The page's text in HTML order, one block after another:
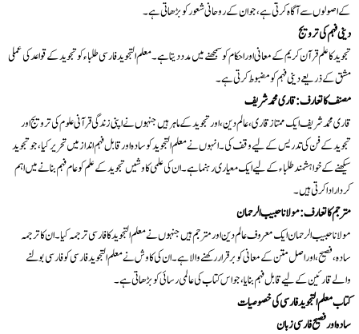
کے اصولوں سے آگاہ کرتی ہے، جو ان کے روحانی شعور کو بڑھاتی ہے۔
دینی فہم کی ترویج
تجوید کا علم قرآن کریم کے معانی اور احکام کو سمجھنے میں مدد دیتا ہے۔ معلم التجوید فارسی طلباء کو تجوید کے قواعد کی عملی
مشق کے ذریعے دینی فہم کو مضبوط کرتی ہے۔
مصنف کا تعارف: قاری محمد شریف
قاری محمد شریف ایک ممتاز قاری، عالم دین، اور تجوید کے ماہر ہیں جنہوں نے اپنی زندگی قرآنی علوم کی ترویج اور
تجوید کے فن کی تدریس کے لیے وقف کی۔ انہوں نے معلم التجوید کو سادہ اور قابل فہم انداز میں تحریر کیا، جو تجوید
سیکھنے کے خواہشمند طلباء کے لیے ایک معیاری رہنما ہے۔ ان کی علمی کاوشیں تجوید کے علم کو عام فہم بنانے میں اہم
کردار ادا کرتی ہیں۔
مترجم کا تعارف: مولانا حبیب الرحمان
مولانا حبیب الرحمان ایک معروف عالم دین اور مترجم ہیں جنہوں نے معلم التجوید کا فارسی ترجمہ کیا۔ ان کا ترجمہ
سادہ، فصیح، اور اصل متن کے معانی کو برقرار رکھنے والا ہے۔ ان کی کاوش نے معلم التجوید فارسی کو فارسی بولنے
والے قارئین کے لیے قابل فہم بنایا، جو اس کتاب کی عالمی رسائی کو بڑھاتی ہے۔
کتاب معلم التجوید فارسی کی خصوصیات
سادہ اور فصیح فارسی زبان